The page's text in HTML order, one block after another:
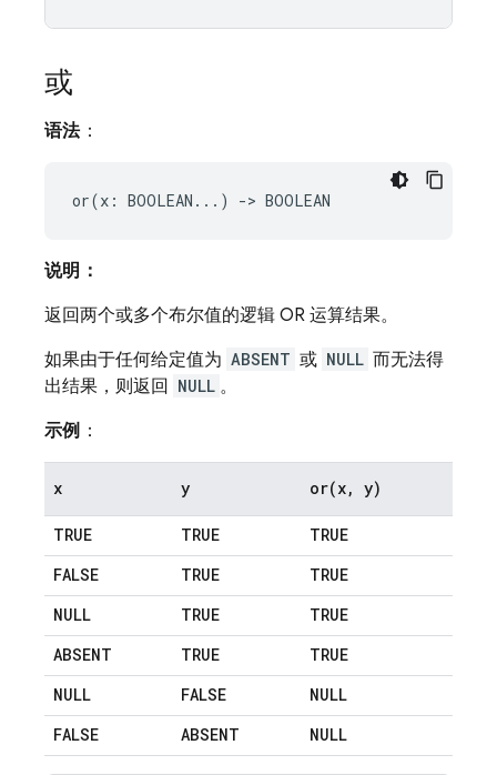
或
语法：
说明：
返回两个或多个布尔值的逻辑 OR 运算结果。
如果由于任何给定值为 ABSENT 或 NULL 而无法得
出结果，则返回
NULL 。
示例 ：
x y or(x, y)
TRUE TRUE
TRUE
FALSE
TRUE
TRUE
NULL
TRUE
TRUE
ABSENT
TRUE
TRUE
NULL
FALSE
NULL
FALSE
ABSENT NULL